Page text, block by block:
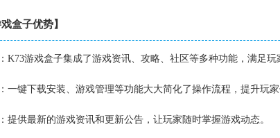
盒子优势】
K73游戏盒子集成了游戏资讯、攻略、社区等多种功能，满足玩
一键下载安装、游戏管理等功能大大简化了操作流程，提升玩家
提供最新的游戏资讯和更新公告，让玩家随时掌握游戏动态。